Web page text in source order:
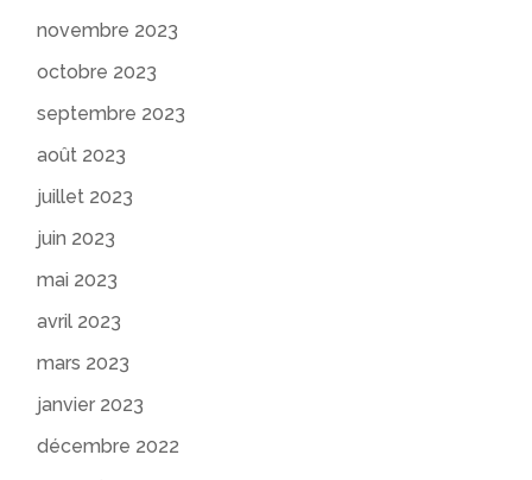
novembre 2023
octobre 2023
septembre 2023
août 2023
juillet 2023
juin 2023
mai 2023
avril 2023
mars 2023
janvier 2023
décembre 2022